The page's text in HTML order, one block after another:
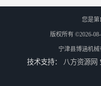
您是第
版权所有 ©2026-
宁津县博涵机械
技术支持： 八方资源网